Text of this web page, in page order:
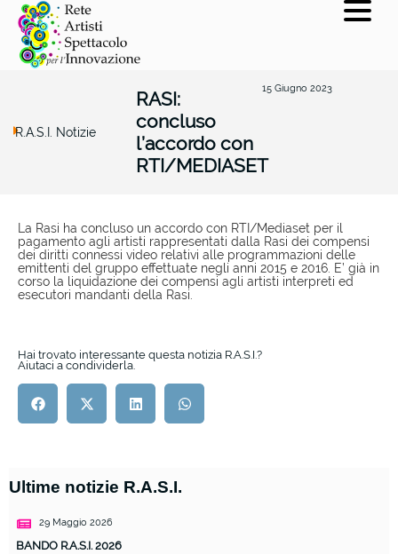
R.A.S.I. Notizie
RASI:
concluso
l’accordo con
RTI/MEDIASET
15 Giugno 2023
La Rasi ha concluso un accordo con RTI/Mediaset per il
pagamento agli artisti rappresentati dalla Rasi dei compensi
dei diritti connessi video relativi alle programmazioni delle
emittenti del gruppo effettuate negli anni 2015 e 2016. E’ già in
corso la liquidazione dei compensi agli artisti interpreti ed
esecutori mandanti della Rasi.
Hai trovato interessante questa notizia R.A.S.I.?
Aiutaci a condividerla.
Ultime notizie R.A.S.I.
29 Maggio 2026
BANDO R.A.S.I. 2026